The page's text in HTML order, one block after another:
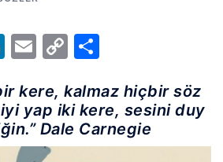
LinkedIn
Email
Copy
kere, kalmaz hiçbir söz
yap iki kere, sesini duy
Dale Carnegie